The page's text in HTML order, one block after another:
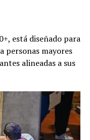
está diseñado para
personas mayores
alineadas a sus